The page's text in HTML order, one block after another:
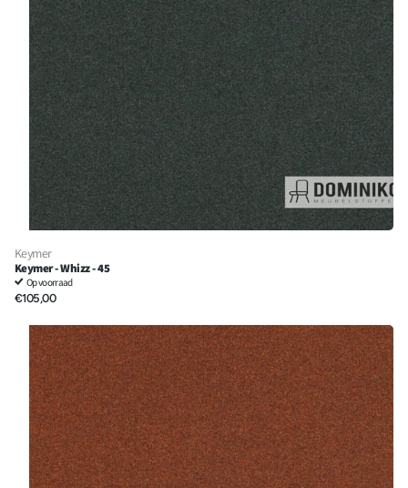
Keymer
Keymer - Whizz - 45
Op voorraad
€105,00